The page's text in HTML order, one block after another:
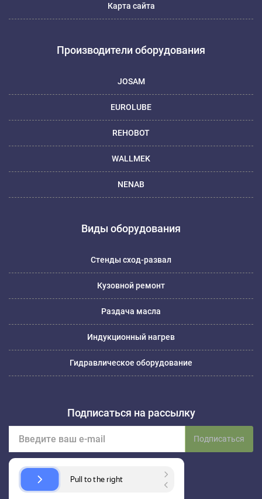
Карта сайта
Производители оборудования
JOSAM
EUROLUBE
REHOBOT
WALLMEK
NENAB
Виды оборудования
Стенды сход-развал
Кузовной ремонт
Раздача масла
Индукционный нагрев
Гидравлическое оборудование
Подписаться на рассылку
Подписаться